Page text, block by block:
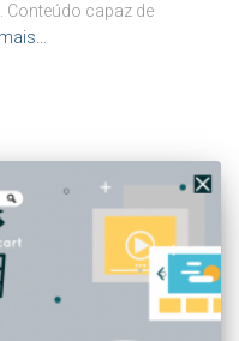
capaz de